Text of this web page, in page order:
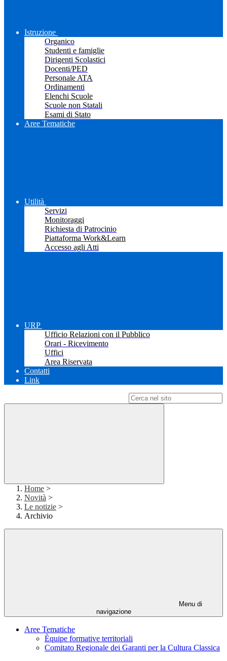
Istruzione
Organico
Studenti e famiglie
Dirigenti Scolastici
Docenti/PED
Personale ATA
Ordinamenti
Elenchi Scuole
Scuole non Statali
Esami di Stato
Aree Tematiche
Utilità
Servizi
Monitoraggi
Richiesta di Patrocinio
Piattaforma Work&Learn
Accesso agli Atti
URP
Ufficio Relazioni con il Pubblico
Orari - Ricevimento
Uffici
Area Riservata
Contatti
Link
Home >
Novità >
Le notizie >
Archivio
Menu di
navigazione
Aree Tematiche
Èquipe formative territoriali
Comitato Regionale dei Garanti per la Cultura Classica